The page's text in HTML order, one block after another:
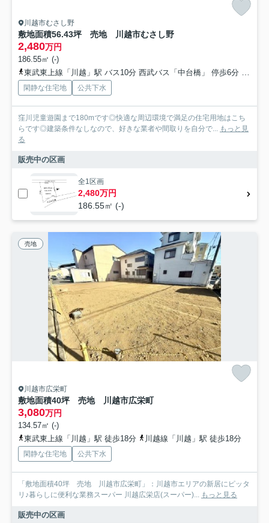
川越市むさし野
敷地面積56.43坪 売地 川越市むさし野
2,480万円
186.55㎡ (-)
東武東上線「川越」駅 バス10分 西武バス「中台橋」 停歩6分
閑静な住宅地 公共下水
窪川児童遊園まで180mです◎快適な周辺環境で満足の住宅用地はこち
らです◎建築条件なしなので、好きな業者や間取りを自分で...
もっと見
る
販売中の区画
全1区画
2,480万円
186.55㎡ (-)
売地
川越市広栄町
敷地面積40坪 売地 川越市広栄町
3,080万円
134.57㎡ (-)
東武東上線「川越」駅 徒歩18分
川越線「川越」駅 徒歩18分
閑静な住宅地 公共下水
「敷地面積40坪 売地 川越市広栄町」：川越市エリアの新居にピッタ
リ♪暮らしに便利な業務スーパー 川越広栄店(スーパー)...
もっと見る
販売中の区画